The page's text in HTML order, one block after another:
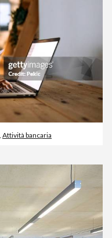
Attività bancaria